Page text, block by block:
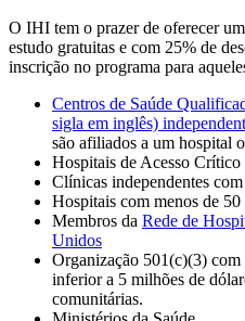
O IHI tem o prazer de oferecer
estudo gratuitas e com 25% de
inscrição no programa para
Centros de Saúde
sigla em inglês)
são afiliados a um hospital
Hospitais de Acesso Crítico
Clínicas independentes
Hospitais com menos de 50
Membros da Rede de
Unidos
Organização 501(c)(3)
inferior a 5 milhões de
comunitárias.